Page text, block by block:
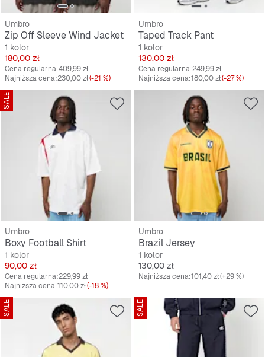
Umbro
Zip Off Sleeve Wind Jacket
1 kolor
Cena
180,00 zł
Cena regularna:409,99 zł
Najniższa cena:230,00 zł(-21 %)
Umbro
Taped Track Pant
1 kolor
Cena
130,00 zł
Cena regularna:249,99 zł
Najniższa cena:180,00 zł(-27 %)
SALE
Umbro
Boxy Football Shirt
1 kolor
Cena
90,00 zł
Cena regularna:229,99 zł
Najniższa cena:110,00 zł(-18 %)
Umbro
Brazil Jersey
1 kolor
Cena
130,00 zł
Najniższa cena:101,40 zł(+29 %)
SALE SALE